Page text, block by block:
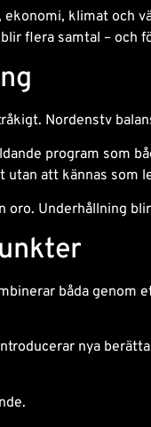
klimat och
flera samtal – och
Nordenstv
program som
utan att kännas som
Underhållning
båda genom
nya